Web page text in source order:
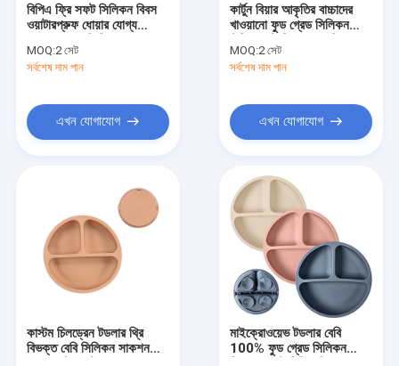
বিপিএ ফ্রি সফট সিলিকন বিবস
ওয়াটারপ্রুফ ধোয়ার যোগ্য
জন্য
MOQ:2 সেট
সর্বশেষ দাম পান
এখন যোগাযোগ
কার্টুন বিয়ার আকৃতির বাচ্চাদের
খাওয়ানো ফুড গ্রেড সিলিকন
প্লেসম্যাট
MOQ:2 সেট
সর্বশেষ দাম পান
এখন যোগাযোগ
কাস্টম চিলড্রেন টডলার থ্রি
বিভক্ত বেবি সিলিকন সাকশন
মাইক্রোওয়েভ টডলার বেবি
100% ফুড গ্রেড সিলিকন